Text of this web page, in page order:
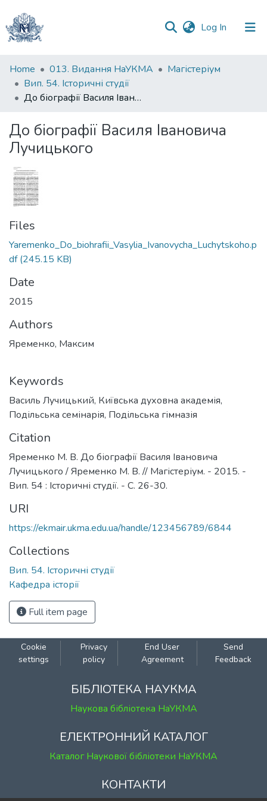
Log In (current)
Communities
&
Collections
Statistics
Home 013. Видання НаУКМА
Магістеріум
Вип. 54. Історичні студії
До біографії Василя Івановича Лучицького
До біографії Василя Івановича
Лучицького
Files
Yaremenko_Do_biohrafii_Vasylia_Ivanovycha_Luchytskoho.p
df(245.15 KB)
Date
2015
Authors
Яременко, Максим
Keywords
Василь Лучицький, Київська духовна академія,
Подільська семінарія, Подільська гімназія
Citation
Яременко М. В. До біографії Василя Івановича
Лучицького / Яременко М. В. // Магістеріум. - 2015. -
Вип. 54 : Історичні студії. - С. 26-30.
URI
https://ekmair.ukma.edu.ua/handle/123456789/6844
Collections
Вип. 54. Історичні студії
Кафедра історії
Full item page
Cookie
settings
Privacy
policy
End User
Agreement
Send
Feedback
БІБЛІОТЕКА НАУКМА
Наукова бібліотека НаУКМА
ЕЛЕКТРОННИЙ КАТАЛОГ
Каталог Наукової бібліотеки НаУКМА
КОНТАКТИ